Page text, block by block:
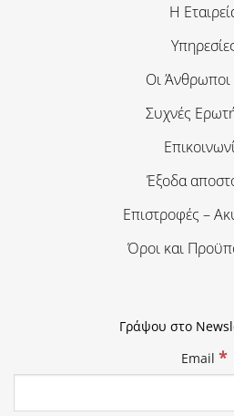
Η
Οι
Συχνές
Έξοδα
Επιστροφές –
Όροι και
Γράψου στο
Email *